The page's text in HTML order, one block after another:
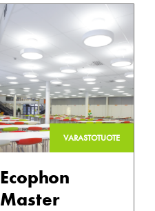
VARASTOTUOTE
Ecophon
Master